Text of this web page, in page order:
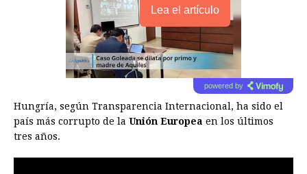
Lea el artículo
powered by
Hungría, según Transparencia Internacional, ha sido el
país más corrupto de la Unión Europea en los últimos
tres años.